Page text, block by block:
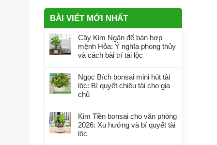
BÀI VIẾT MỚI NHẤT
Cây Kim Ngân để bàn hợp
mệnh Hỏa: Ý nghĩa phong thủy
và cách bài trí tài lộc
Ngọc Bích bonsai mini hút tài
lộc: Bí quyết chiêu tài cho gia
chủ
Kim Tiền bonsai cho văn phòng
2026: Xu hướng và bí quyết tài
lộc